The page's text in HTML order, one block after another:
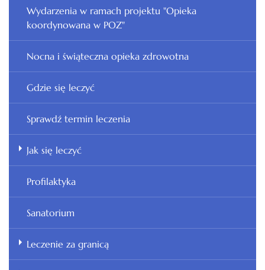
Wydarzenia w ramach projektu "Opieka
koordynowana w POZ"
Nocna i świąteczna opieka zdrowotna
Gdzie się leczyć
Sprawdź termin leczenia
Jak się leczyć
Profilaktyka
Sanatorium
Leczenie za granicą